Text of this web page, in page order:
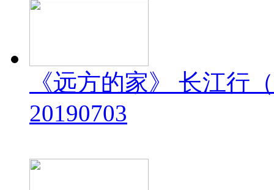
《远方的家》 长江行
20190703